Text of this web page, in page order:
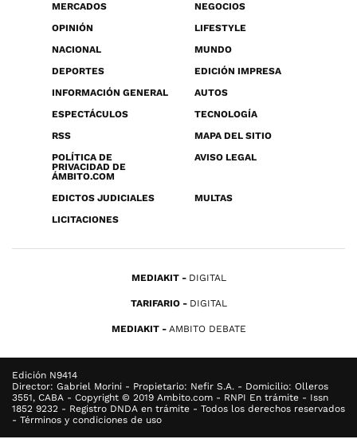
MERCADOS
NEGOCIOS
OPINIÓN
LIFESTYLE
NACIONAL
MUNDO
DEPORTES
EDICIÓN IMPRESA
INFORMACIÓN GENERAL
AUTOS
ESPECTÁCULOS
TECNOLOGÍA
RSS
MAPA DEL SITIO
POLÍTICA DE
PRIVACIDAD DE
ÁMBITO.COM
AVISO LEGAL
EDICTOS JUDICIALES
MULTAS
LICITACIONES
MEDIAKIT DIGITAL
TARIFARIO DIGITAL
MEDIAKIT AMBITO DEBATE
Edición N9414
Director: Gabriel Morini - Propietario: Nefir S.A. - Domicilio: Olleros
3551, CABA - Copyright © 2019 Ambito.com - RNPI En trámite - Issn
1852 9232 - Registro DNDA en trámite - Todos los derechos reservados
- Términos y condiciones de uso